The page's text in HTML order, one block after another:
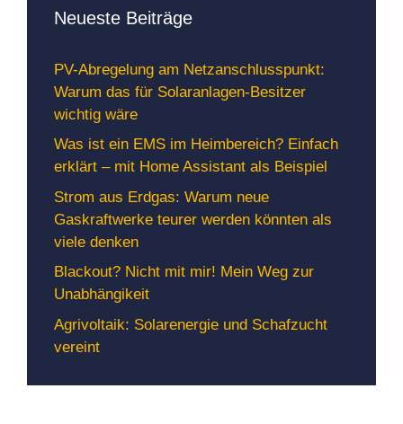
Neueste Beiträge
PV-Abregelung am Netzanschlusspunkt:
Warum das für Solaranlagen-Besitzer
wichtig wäre
Was ist ein EMS im Heimbereich? Einfach
erklärt – mit Home Assistant als Beispiel
Strom aus Erdgas: Warum neue
Gaskraftwerke teurer werden könnten als
viele denken
Blackout? Nicht mit mir! Mein Weg zur
Unabhängikeit
Agrivoltaik: Solarenergie und Schafzucht
vereint